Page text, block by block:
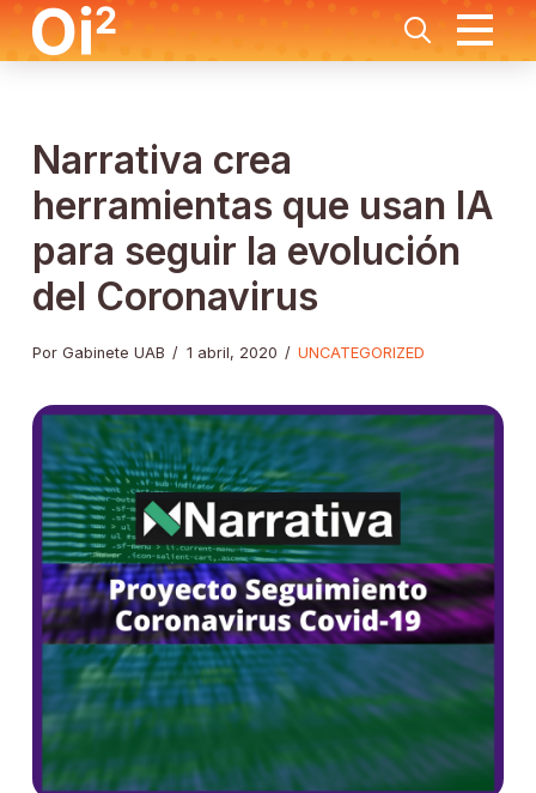
Narrativa crea
herramientas que usan IA
para seguir la evolución
del Coronavirus
Por Gabinete UAB / 1 abril, 2020 / UNCATEGORIZED